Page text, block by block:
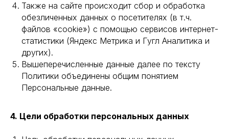
Также на сайте происходит сбор и обработка
обезличенных данных о посетителях (в т.ч.
файлов «cookie») с помощью сервисов интернет-
статистики (Яндекс Метрика и Гугл Аналитика и
других).
Вышеперечисленные данные далее по тексту
Политики объединены общим понятием
Персональные данные.
4. Цели обработки персональных данных